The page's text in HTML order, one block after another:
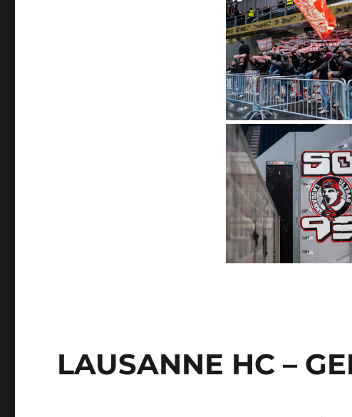
LAUSANNE HC –